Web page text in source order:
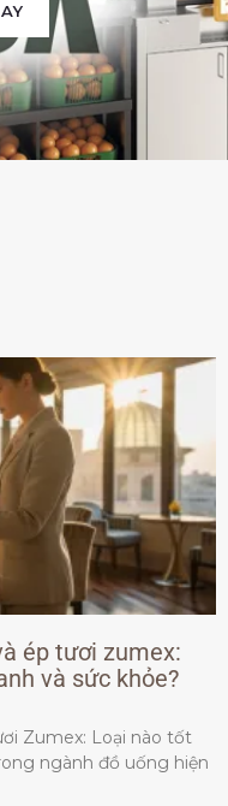
ép tươi zumex:
và sức khỏe?
Zumex: Loại nào tốt
ngành đồ uống hiện